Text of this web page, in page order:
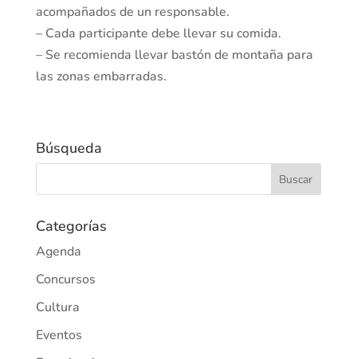
acompañados de un responsable.
– Cada participante debe llevar su comida.
– Se recomienda llevar bastón de montaña para
las zonas embarradas.
Búsqueda
Categorías
Agenda
Concursos
Cultura
Eventos